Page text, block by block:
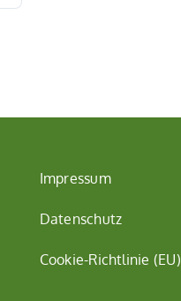
Impressum
Datenschutz
Cookie-Richtlinie (EU)